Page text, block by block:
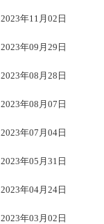
2023年11月02日
2023年09月29日
2023年08月28日
2023年08月07日
2023年07月04日
2023年05月31日
2023年04月24日
2023年03月02日